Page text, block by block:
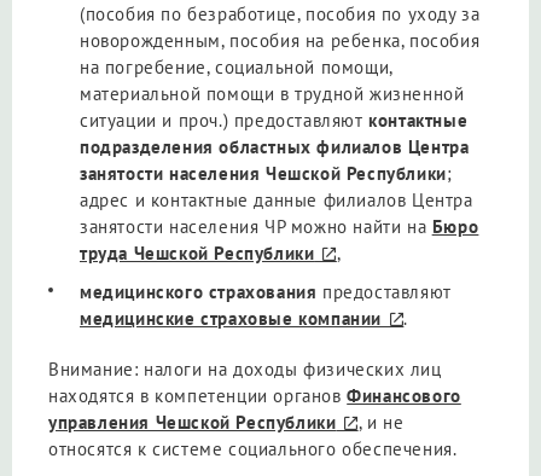
(пособия по безработице, пособия по уходу за
новорожденным, пособия на ребенка, пособия
на погребение, социальной помощи,
материальной помощи в трудной жизненной
ситуации и проч.) предоставляют контактные
подразделения областных филиалов Центра
занятости населения Чешской Республики;
адрес и контактные данные филиалов Центра
занятости населения ЧР можно найти на Бюро
труда Чешской Республики
,
медицинского страхования предоставляют
медицинские страховые компании
.
Внимание: налоги на доходы физических лиц
находятся в компетенции органовФинансового
управления Чешской Республики
, и не
относятся к системе социального обеспечения.